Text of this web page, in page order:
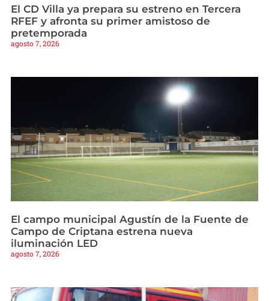
El CD Villa ya prepara su estreno en Tercera
RFEF y afronta su primer amistoso de
pretemporada
agosto 7, 2026
El campo municipal Agustín de la Fuente de
Campo de Criptana estrena nueva
iluminación LED
agosto 7, 2026